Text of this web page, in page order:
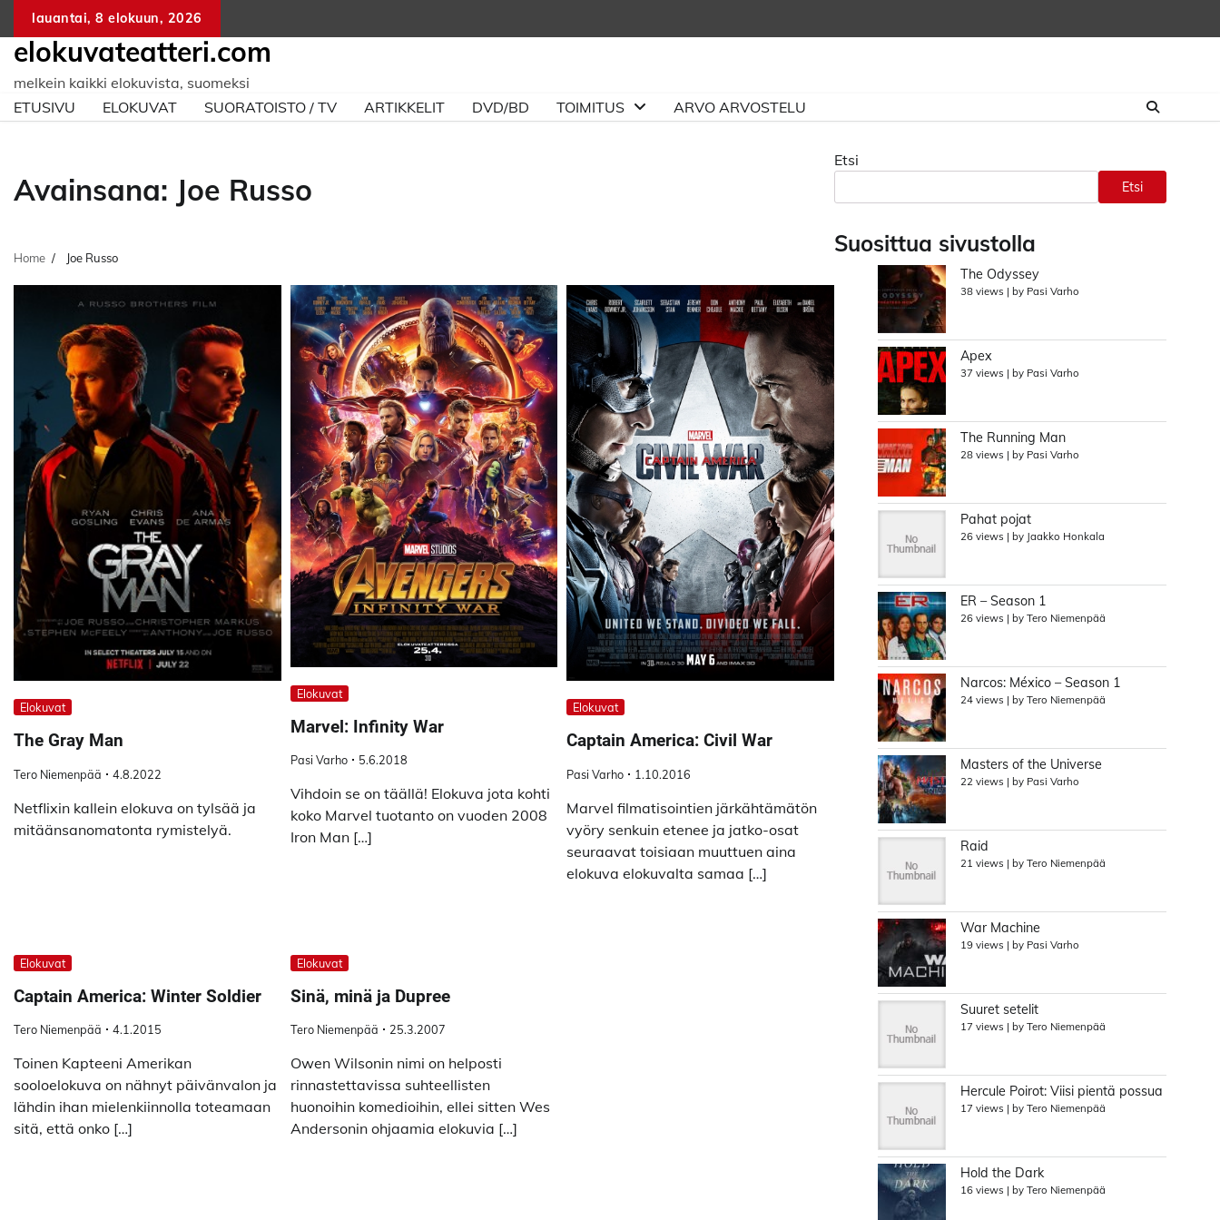
content
lauantai, 8 elokuun, 2026
elokuvateatteri.com
melkein kaikki elokuvista, suomeksi
ETUSIVU
ELOKUVAT SUORATOISTO / TV ARTIKKELIT DVD/BD TOIMITUS ARVO ARVOSTELU
Avainsana: Joe Russo
Home Joe Russo
Elokuvat
The Gray Man
Tero Niemenpää 4.8.2022
Netflixin kallein elokuva on tylsää ja
mitäänsanomatonta rymistelyä.
Elokuvat
Marvel: Infinity War
Pasi Varho 5.6.2018
Vihdoin se on täällä! Elokuva jota kohti
koko Marvel tuotanto on vuoden 2008
Iron Man […]
Elokuvat
Captain America: Civil War
Pasi Varho 1.10.2016
Marvel filmatisointien järkähtämätön
vyöry senkuin etenee ja jatko-osat
seuraavat toisiaan muuttuen aina
elokuva elokuvalta samaa […]
Elokuvat
Captain America: Winter Soldier
Tero Niemenpää 4.1.2015
Toinen Kapteeni Amerikan
sooloelokuva on nähnyt päivänvalon ja
lähdin ihan mielenkiinnolla toteamaan
sitä, että onko […]
Elokuvat
Sinä, minä ja Dupree
Tero Niemenpää 25.3.2007
Owen Wilsonin nimi on helposti
rinnastettavissa suhteellisten
huonoihin komedioihin, ellei sitten Wes
Andersonin ohjaamia elokuvia […]
Etsi
Etsi
Suosittua sivustolla
The Odyssey
38 views | by Pasi Varho
Apex
37 views | by Pasi Varho
The Running Man
28 views | by Pasi Varho
Pahat pojat
26 views | by Jaakko Honkala
ER – Season 1
26 views | by Tero Niemenpää
Narcos: México – Season 1
24 views | by Tero Niemenpää
Masters of the Universe
22 views | by Pasi Varho
Raid
21 views | by Tero Niemenpää
War Machine
19 views | by Pasi Varho
Suuret setelit
17 views | by Tero Niemenpää
Hercule Poirot: Viisi pientä possua
17 views | by Tero Niemenpää
Hold the Dark
16 views | by Tero Niemenpää